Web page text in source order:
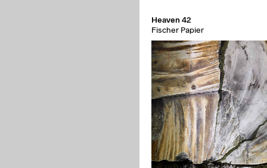
Heaven 42
Fischer Papier